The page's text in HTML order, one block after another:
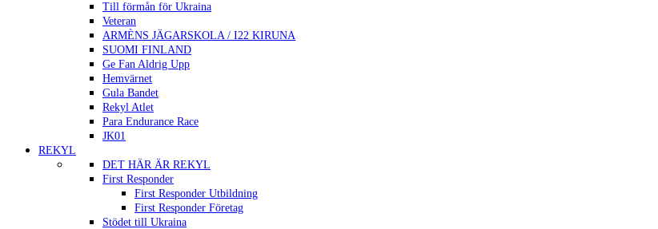
Till förmån för Ukraina
Veteran
ARMÈNS JÄGARSKOLA / I22 KIRUNA
SUOMI FINLAND
Ge Fan Aldrig Upp
Hemvärnet
Gula Bandet
Rekyl Atlet
Para Endurance Race
JK01
REKYL
DET HÄR ÄR REKYL
First Responder
First Responder Utbildning
First Responder Företag
Stödet till Ukraina